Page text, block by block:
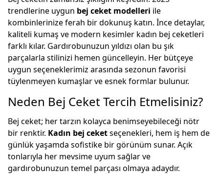
trendlerine uygun bej ceket modelleri ile
kombinlerinize ferah bir dokunuş katın. İnce detaylar,
kaliteli kumaş ve modern kesimler kadın bej ceketleri
farklı kılar. Gardırobunuzun yıldızı olan bu şık
parçalarla stilinizi hemen güncelleyin. Her bütçeye
uygun seçeneklerimiz arasında sezonun favorisi
tüylenmeyen kumaşlar ve esnek formlar bulunur.
Neden Bej Ceket Tercih Etmelisiniz?
Bej ceket; her tarzın kolayca benimseyebileceği nötr
bir renktir. Kadın bej ceketseçenekleri, hem iş hem de
günlük yaşamda sofistike bir görünüm sunar. Açık
tonlarıyla her mevsime uyum sağlar ve
gardırobunuzun temel parçası olmaya adaydır.